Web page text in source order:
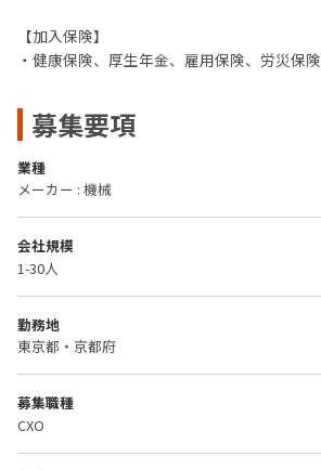
【加入保険】
・健康保険、厚生年金、雇用保険、労災保険
募集要項
業種
メーカー : 機械
会社規模
1-30人
勤務地
東京都・京都府
募集職種
CXO